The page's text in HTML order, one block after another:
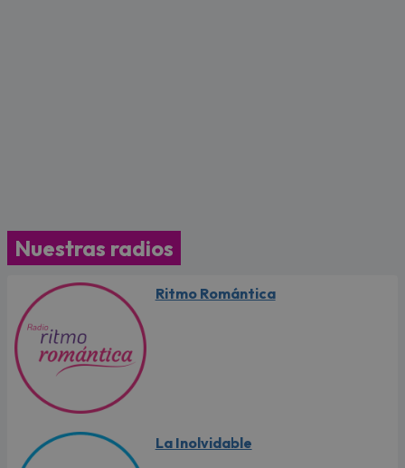
Nuestras radios
Ritmo Romántica
La Inolvidable